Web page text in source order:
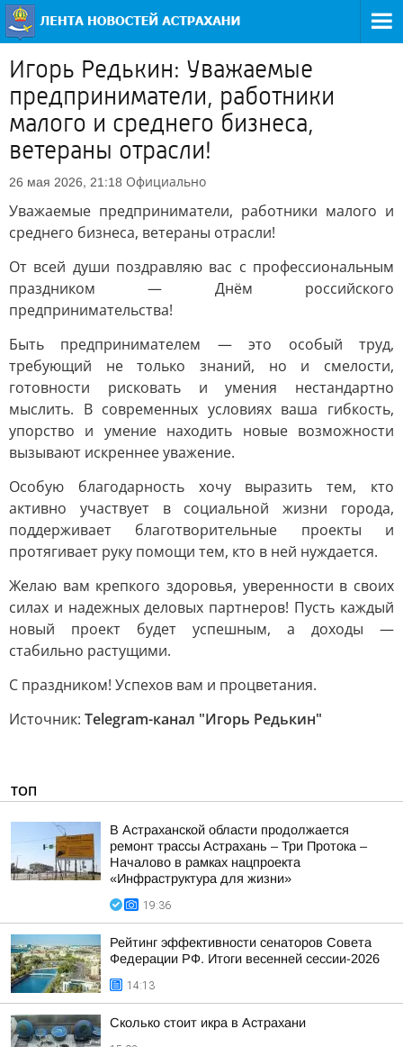
Игорь Редькин: Уважаемые
предприниматели, работники
малого и среднего бизнеса,
ветераны отрасли!
26 мая 2026, 21:18 Официально
Уважаемые предприниматели, работники малого и
среднего бизнеса, ветераны отрасли!
От всей души поздравляю вас с профессиональным
праздником — Днём российского
предпринимательства!
Быть предпринимателем — это особый труд,
требующий не только знаний, но и смелости,
готовности рисковать и умения нестандартно
мыслить. В современных условиях ваша гибкость,
упорство и умение находить новые возможности
вызывают искреннее уважение.
Особую благодарность хочу выразить тем, кто
активно участвует в социальной жизни города,
поддерживает благотворительные проекты и
протягивает руку помощи тем, кто в ней нуждается.
Желаю вам крепкого здоровья, уверенности в своих
силах и надежных деловых партнеров! Пусть каждый
новый проект будет успешным, а доходы —
стабильно растущими.
С праздником! Успехов вам и процветания.
Источник: Telegram-канал "Игорь Редькин"
ТОП
В Астраханской области продолжается
ремонт трассы Астрахань – Три Протока –
Началово в рамках нацпроекта
«Инфраструктура для жизни»
19:36
Рейтинг эффективности сенаторов Совета
Федерации РФ. Итоги весенней сессии-2026
14:13
Сколько стоит икра в Астрахани